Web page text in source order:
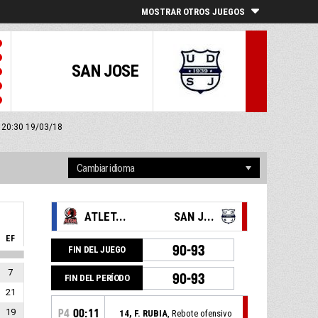
MOSTRAR OTROS JUEGOS
SAN JOSE
20:30 19/03/18
EF
7
21
19
ATLET... SAN J...
FIN DEL JUEGO 90-93
FIN DEL PERÍODO 90-93
P4 00:11 14, F. RUBIA, Rebote ofensivo